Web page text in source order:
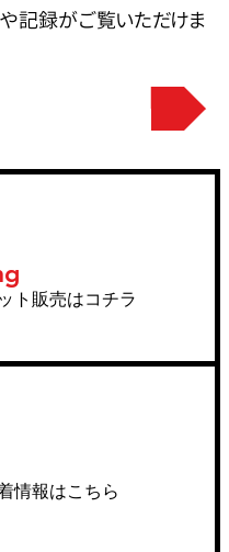
記録がご覧いただけま
ト販売はコチラ
情報はこちら